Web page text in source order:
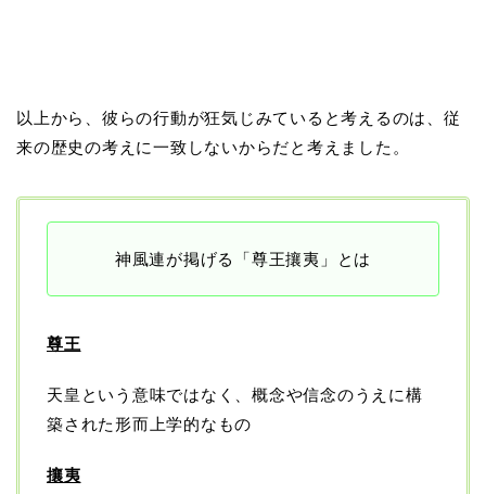
以上から、彼らの行動が狂気じみていると考えるのは、従
来の歴史の考えに一致しないからだと考えました。
神風連が掲げる「尊王攘夷」とは
尊王
天皇という意味ではなく、概念や信念のうえに構
築された形而上学的なもの
攘夷